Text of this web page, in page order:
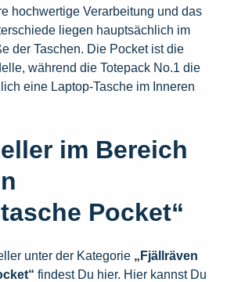
hochwertige Verarbeitung und das
liegen hauptsächlich im
der Taschen. Die Pocket ist die
während die Totepack No.1 die
eine Laptop-Tasche im Inneren
im Bereich
Pocket“
unter der Kategorie „Fjällräven
findest Du hier. Hier kannst Du